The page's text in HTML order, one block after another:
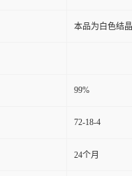
本品为白色结
99%
72-18-4
24个月